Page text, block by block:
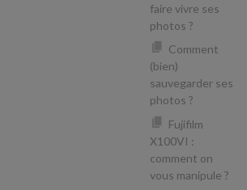
faire vivre ses
photos ?
Comment
(bien)
sauvegarder ses
photos ?
Fujifilm
X100VI :
comment on
vous manipule ?